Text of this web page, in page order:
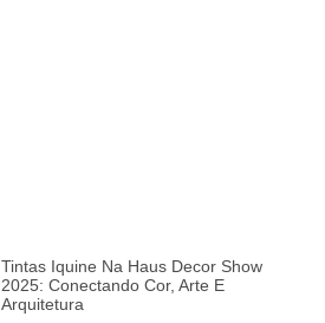
Tintas Iquine Na Haus Decor Show
2025: Conectando Cor, Arte E
Arquitetura